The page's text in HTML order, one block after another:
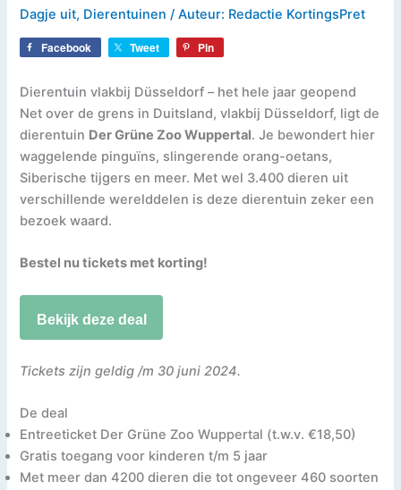
Dagje uit, Dierentuinen / Auteur: Redactie KortingsPret
Facebook Tweet Pin
Dierentuin vlakbij Düsseldorf – het hele jaar geopend
Net over de grens in Duitsland, vlakbij Düsseldorf, ligt de
dierentuin Der Grüne Zoo Wuppertal. Je bewondert hier
waggelende pinguïns, slingerende orang-oetans,
Siberische tijgers en meer. Met wel 3.400 dieren uit
verschillende werelddelen is deze dierentuin zeker een
bezoek waard.
Bestel nu tickets met korting!
Bekijk deze deal
Tickets zijn geldig /m 30 juni 2024.
De deal
Entreeticket Der Grüne Zoo Wuppertal (t.w.v. €18,50)
Gratis toegang voor kinderen t/m 5 jaar
Met meer dan 4200 dieren die tot ongeveer 460 soorten